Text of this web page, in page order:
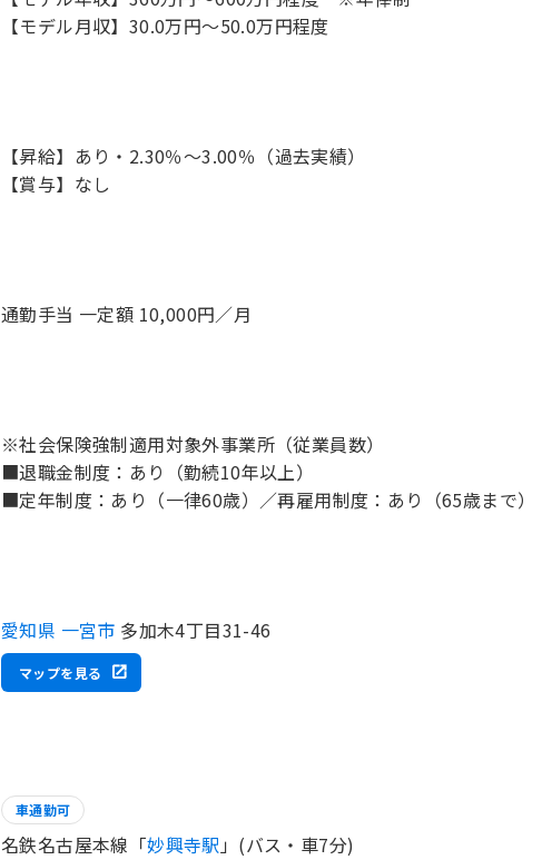
【モデル月収】30.0万円〜50.0万円程度
【昇給】あり・2.30％～3.00％（過去実績）
【賞与】なし
通勤手当 一定額 10,000円／月
※社会保険強制適用対象外事業所（従業員数）
■退職金制度：あり（勤続10年以上）
■定年制度：あり（一律60歳）／再雇用制度：あり（65歳まで）
愛知県 一宮市 多加木4丁目31-46
マップを見る
車通勤可
名鉄名古屋本線「妙興寺駅 」(バス・車7分)